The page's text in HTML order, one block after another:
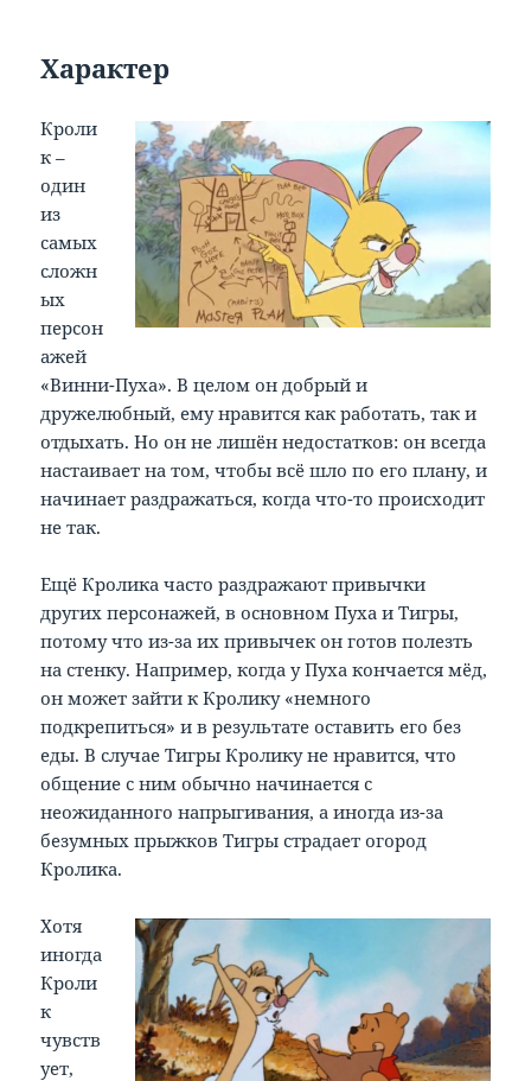
Характер
Кроли
к –
один
из
самых
сложн
ых
персон
ажей
«Винни-Пуха». В целом он добрый и
дружелюбный, ему нравится как работать, так и
отдыхать. Но он не лишён недостатков: он всегда
настаивает на том, чтобы всё шло по его плану, и
начинает раздражаться, когда что-то происходит
не так.
Ещё Кролика часто раздражают привычки
других персонажей, в основном Пуха и Тигры,
потому что из-за их привычек он готов полезть
на стенку. Например, когда у Пуха кончается мёд,
он может зайти к Кролику «немного
подкрепиться» и в результате оставить его без
еды. В случае Тигры Кролику не нравится, что
общение с ним обычно начинается с
неожиданного напрыгивания, а иногда из-за
безумных прыжков Тигры страдает огород
Кролика.
Хотя
иногда
Кроли
к
чувств
ует,